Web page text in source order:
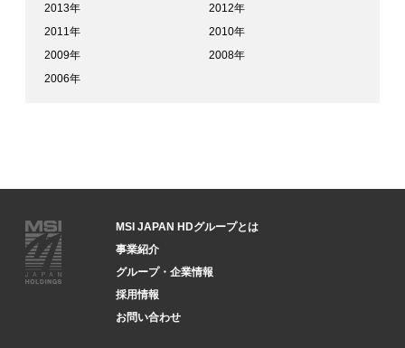
2013年
2012年
2011年
2010年
2009年
2008年
2006年
MSI JAPAN HDグループとは
事業紹介
グループ・企業情報
採用情報
お問い合わせ